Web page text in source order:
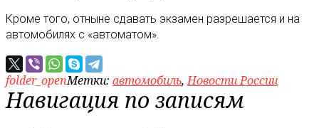
Кроме того, отныне сдавать экзамен разрешается и на
автомобилях с «автоматом».
folder_openМетки: автомобиль,Новости России
Навигация по записям